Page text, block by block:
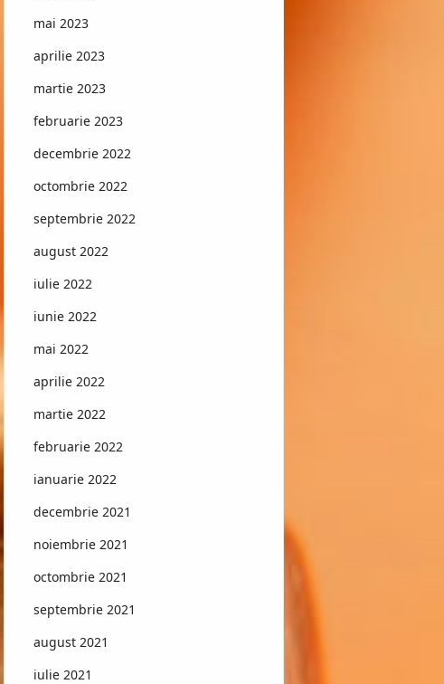
mai 2023
aprilie 2023
martie 2023
februarie 2023
decembrie 2022
octombrie 2022
septembrie 2022
august 2022
iulie 2022
iunie 2022
mai 2022
aprilie 2022
martie 2022
februarie 2022
ianuarie 2022
decembrie 2021
noiembrie 2021
octombrie 2021
septembrie 2021
august 2021
iulie 2021